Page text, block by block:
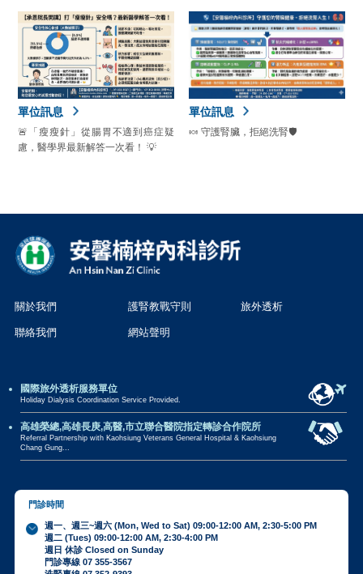
單位訊息
🚨「瘦瘦針」從腸胃不適到癌症疑
慮，醫學界最新解答一次看！ 💡
單位訊息
🍬 守護腎臟，拒絕洗腎🛡️
關於我們 護腎教戰守則 旅外透析
聯絡我們 網站聲明
國際旅外透析服務單位
Holiday Dialysis Coordination Service Provided.
高雄榮總,高雄長庚,高醫,市立聯合醫院指定轉診合作院所
Referral Partnership with Kaohsiung Veterans General Hospital & Kaohsiung
Chang Gung...
門診時間
週一、週三~週六 (Mon, Wed to Sat) 09:00-12:00 AM, 2:30-5:00 PM
週二 (Tues) 09:00-12:00 AM, 2:30-4:00 PM
週日 休診 Closed on Sunday
門診專線 07 355-3567